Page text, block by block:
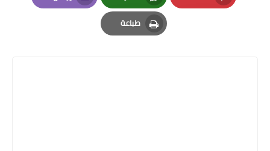
Pinterest
Whatsapp
Email
طباعة
Print